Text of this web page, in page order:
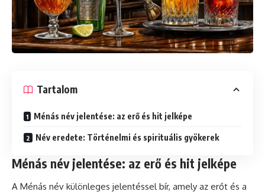
Tartalom
Ménás név jelentése: az erő és hit jelképe
Név eredete: Történelmi és spirituális gyökerek
Ménás név jelentése: az erő és hit jelképe
A Ménás név különleges jelentéssel bír, amely az erőt és a